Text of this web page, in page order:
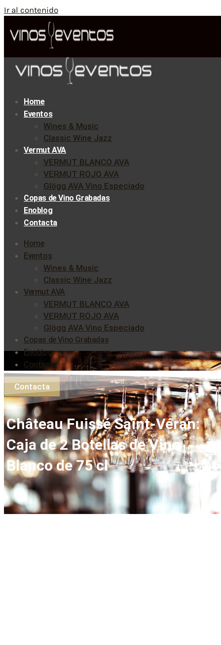
Ir al contenido
Home
Eventos
Wines & Music
Classic Wine Jazz
Vermut AVA
VERMUT BLANCO AVA
VERMUT ROJO AVA
Glögg AVA Vino Especiado
Copas de Vino Grabadas
Enoblog
Contacta
Home
Eventos
Wines & Music
Classic Wine Jazz
Vermut AVA
VERMUT BLANCO AVA
VERMUT ROJO AVA
Glögg AVA Vino Especiado
Copas de Vino Grabadas
Enoblog
Contacta
Contacta
Château Fuissé Saint-Véran:
Caja de 2 Botellas de Vino
Blanco de 75 cl